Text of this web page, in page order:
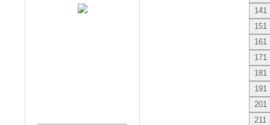
141
151
161
171
181
191
201
211